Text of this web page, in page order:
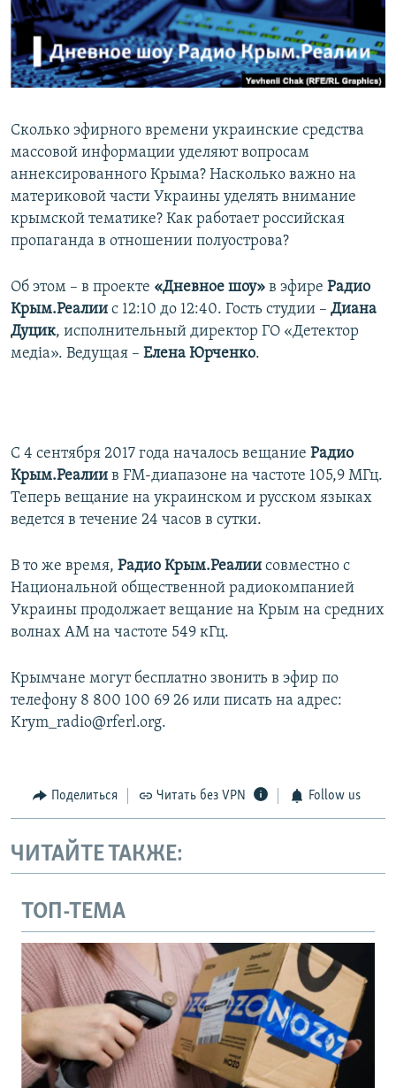
ПОБЕДИТЕЛЕЙ НЕ СУДЯТ?
КРЫМ.НЕПОКОРЕННЫЙ
ELIFBE
ПРИСОЕДИНЯЙТЕСЬ!
Все сайты RFE/RL
Сколько эфирного времени украинские средства
массовой информации уделяют вопросам
аннексированного Крыма? Насколько важно на
материковой части Украины уделять внимание
крымской тематике? Как работает российская
пропаганда в отношении полуострова?
Об этом – в проекте «Дневное шоу» в эфире Радио
Крым.Реалии с 12:10 до 12:40. Гость студии – Диана
Дуцик, исполнительный директор ГО «Детектор
медіа». Ведущая – Елена Юрченко.
С 4 сентября 2017 года началось вещание Радио
Крым.Реалии в FM-диапазоне на частоте 105,9 МГц.
Теперь вещание на украинском и русском языках
ведется в течение 24 часов в сутки.
В то же время, Радио Крым.Реалии совместно с
Национальной общественной радиокомпанией
Украины продолжает вещание на Крым на средних
волнах АМ на частоте 549 кГц.
Крымчане могут бесплатно звонить в эфир по
телефону 8 800 100 69 26 или писать на адрес:
Krym_radio@rferl.org.
Поделиться Читать без VPN Follow us
ЧИТАЙТЕ ТАКЖЕ:
ТОП-ТЕМА